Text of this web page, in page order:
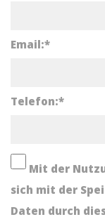
Email:*
Telefon:*
Mit der
sich mit der
Daten durch